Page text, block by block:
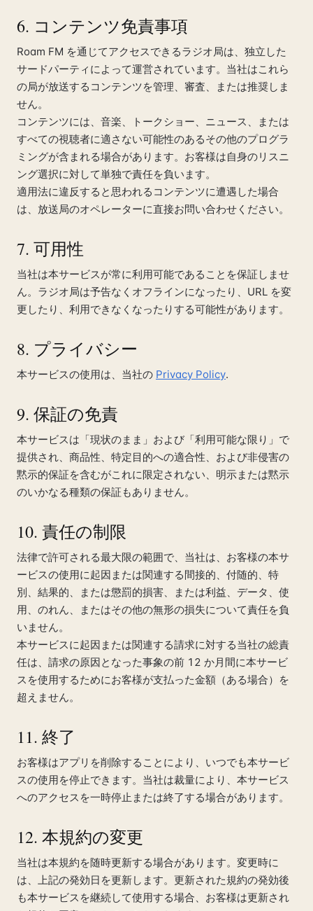
6. コンテンツ免責事項
Roam FM を通じてアクセスできるラジオ局は、独立した
サードパーティによって運営されています。当社はこれら
の局が放送するコンテンツを管理、審査、または推奨しま
せん。
コンテンツには、音楽、トークショー、ニュース、または
すべての視聴者に適さない可能性のあるその他のプログラ
ミングが含まれる場合があります。お客様は自身のリスニ
ング選択に対して単独で責任を負います。
適用法に違反すると思われるコンテンツに遭遇した場合
は、放送局のオペレーターに直接お問い合わせください。
7. 可用性
当社は本サービスが常に利用可能であることを保証しませ
ん。ラジオ局は予告なくオフラインになったり、URL を変
更したり、利用できなくなったりする可能性があります。
8. プライバシー
本サービスの使用は、当社の Privacy Policy.
9. 保証の免責
本サービスは「現状のまま」および「利用可能な限り」で
提供され、商品性、特定目的への適合性、および非侵害の
黙示的保証を含むがこれに限定されない、明示または黙示
のいかなる種類の保証もありません。
10. 責任の制限
法律で許可される最大限の範囲で、当社は、お客様の本サ
ービスの使用に起因または関連する間接的、付随的、特
別、結果的、または懲罰的損害、または利益、データ、使
用、のれん、またはその他の無形の損失について責任を負
いません。
本サービスに起因または関連する請求に対する当社の総責
任は、請求の原因となった事象の前 12 か月間に本サービ
スを使用するためにお客様が支払った金額（ある場合）を
超えません。
11. 終了
お客様はアプリを削除することにより、いつでも本サービ
スの使用を停止できます。当社は裁量により、本サービス
へのアクセスを一時停止または終了する場合があります。
12. 本規約の変更
当社は本規約を随時更新する場合があります。変更時に
は、上記の発効日を更新します。更新された規約の発効後
も本サービスを継続して使用する場合、お客様は更新され